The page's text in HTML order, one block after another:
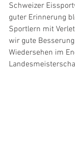
Schweizer
guter Erinnerung
Sportlern mit
wir gute
Wiedersehen im